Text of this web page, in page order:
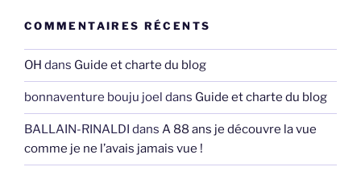
COMMENTAIRES RÉCENTS
OH dans Guide et charte du blog
bonnaventure bouju joel dans Guide et charte du blog
BALLAIN-RINALDI dans A 88 ans je découvre la vue
comme je ne l’avais jamais vue !